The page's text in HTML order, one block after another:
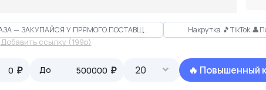
СВОЯ RU PREM БАЗА — ЗАКУПАЙСЯ У ПРЯМОГО ПОСТАВЩИКА Накрутка
Добавить ссылку (199p)
₽ До ₽ 20 🔥 Повышенный